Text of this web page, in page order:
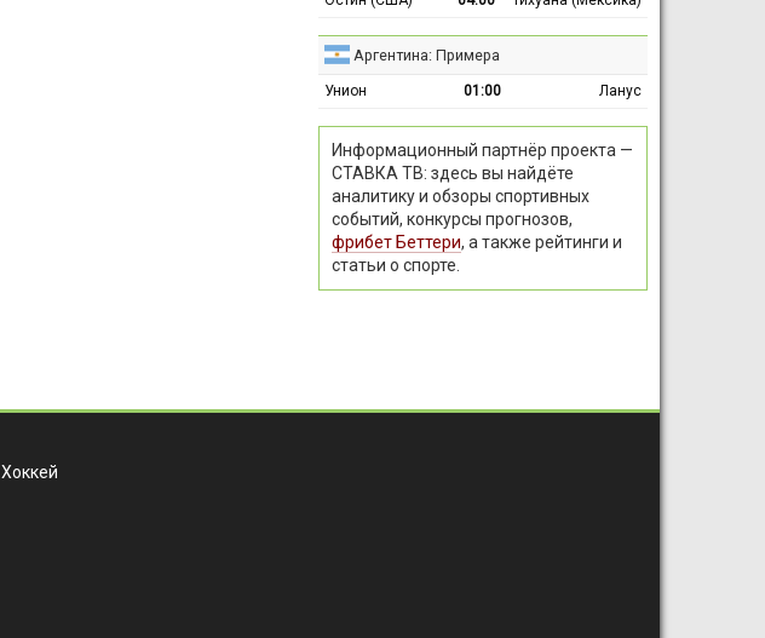
Аргентина: Примера
Унион 01:00 Ланус
Информационный партнёр проекта —
СТАВКА ТВ: здесь вы найдёте
аналитику и обзоры спортивных
событий, конкурсы прогнозов,
фрибет Беттери, а также рейтинги и
статьи о спорте.
Хоккей